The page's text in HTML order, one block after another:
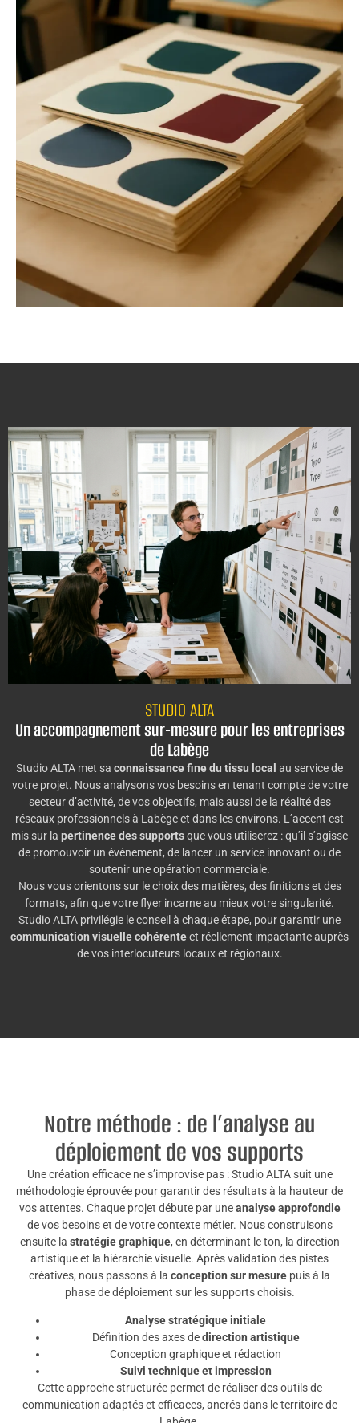
STUDIO ALTA
Un accompagnement sur-mesure pour les entreprises
de Labège
Studio ALTA met sa connaissance fine du tissu local au service de
votre projet. Nous analysons vos besoins en tenant compte de votre
secteur d’activité, de vos objectifs, mais aussi de la réalité des
réseaux professionnels à Labège et dans les environs. L’accent est
mis sur la pertinence des supportsque vous utiliserez : qu’il s’agisse
de promouvoir un événement, de lancer un service innovant ou de
soutenir une opération commerciale.
Nous vous orientons sur le choix des matières, des finitions et des
formats, afin que votre flyer incarne au mieux votre singularité.
Studio ALTA privilégie le conseil à chaque étape, pour garantir une
communication visuelle cohérenteet réellement impactante auprès
de vos interlocuteurs locaux et régionaux.
Notre méthode : de l’analyse au
déploiement de vos supports
Une création efficace ne s’improvise pas : Studio ALTA suit une
méthodologie éprouvée pour garantir des résultats à la hauteur de
vos attentes. Chaque projet débute par uneanalyse approfondie
de vos besoins et de votre contexte métier. Nous construisons
ensuite la stratégie graphique, en déterminant le ton, la direction
artistique et la hiérarchie visuelle. Après validation des pistes
créatives, nous passons à la conception sur mesure puis à la
phase de déploiement sur les supports choisis.
Analyse stratégique initiale
Définition des axes dedirection artistique
Conception graphique et rédaction
Suivi technique et impression
Cette approche structurée permet de réaliser des outils de
communication adaptés et efficaces, ancrés dans le territoire de